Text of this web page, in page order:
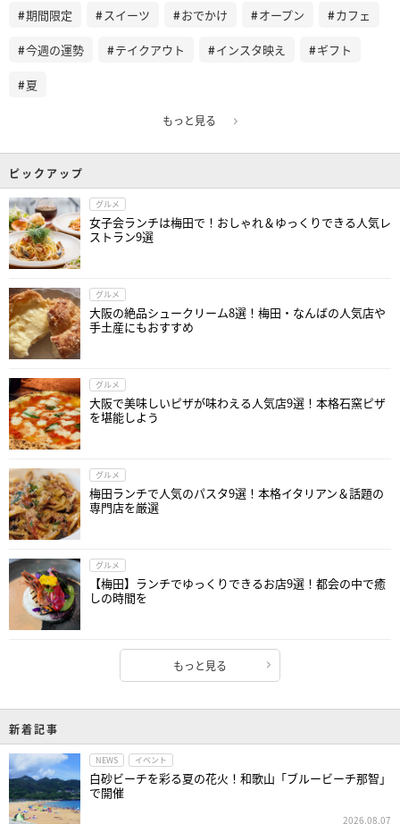
期間限定 スイーツ おでかけ オープン カフェ
今週の運勢 テイクアウト インスタ映え ギフト
夏
もっと見る
ピックアップ
グルメ
女子会ランチは梅田で！おしゃれ＆ゆっくりできる人気レ
ストラン9選
グルメ
大阪の絶品シュークリーム8選！梅田・なんばの人気店や
手土産にもおすすめ
グルメ
大阪で美味しいピザが味わえる人気店9選！本格石窯ピザ
を堪能しよう
グルメ
梅田ランチで人気のパスタ9選！本格イタリアン＆話題の
専門店を厳選
グルメ
【梅田】ランチでゆっくりできるお店9選！都会の中で癒
しの時間を
もっと見る
新着記事
NEWS イベント
白砂ビーチを彩る夏の花火！和歌山「ブルービーチ那智」
で開催
2026.08.07